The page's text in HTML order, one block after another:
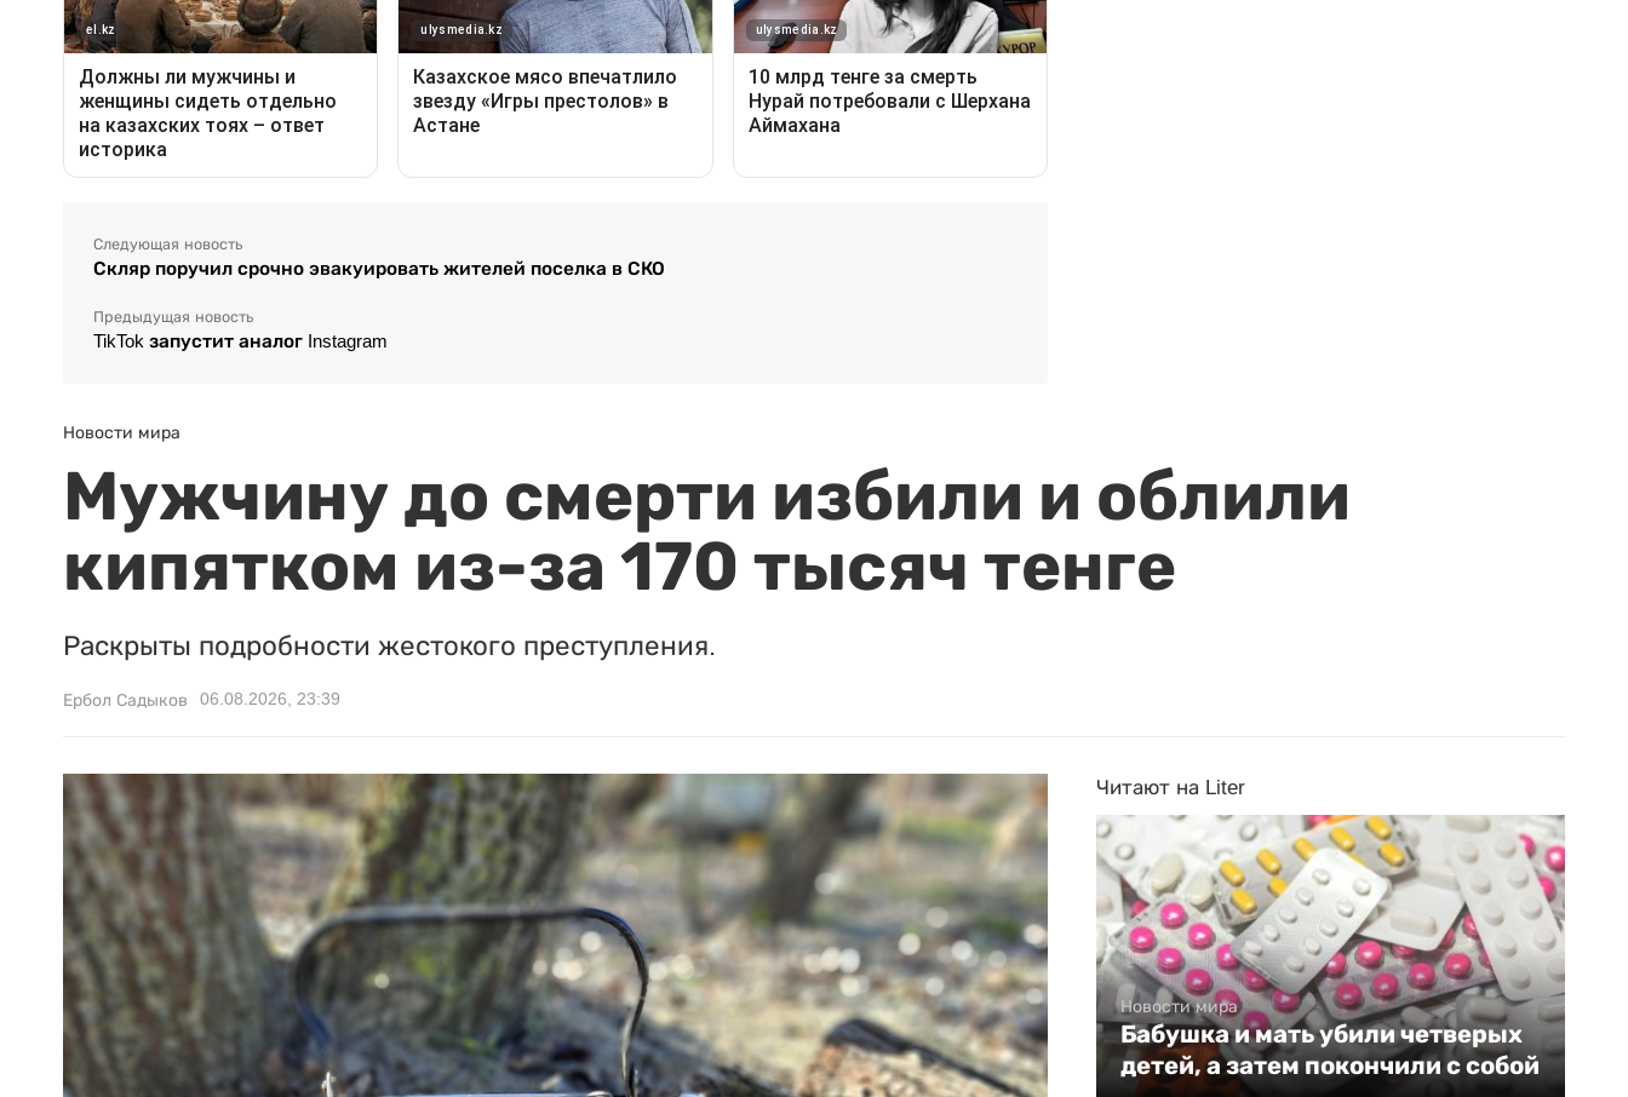
Следующая новость
Скляр поручил срочно эвакуировать жителей поселка в СКО
Предыдущая новость
TikTok запустит аналог Instagram
Новости мира
Мужчину до смерти избили и облили
кипятком из-за 170 тысяч тенге
Раскрыты подробности жестокого преступления.
Ербол Садыков 06.08.2026, 23:39
Читают на Liter
Новости мира
Бабушка и мать убили четверых
детей, а затем покончили с собой